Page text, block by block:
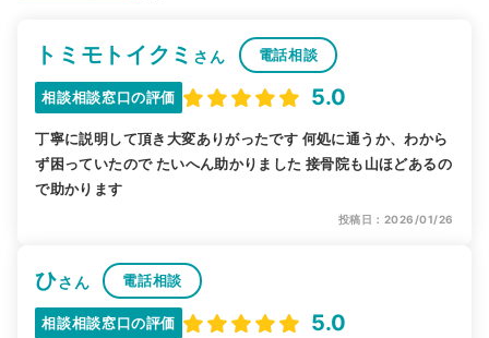
トミモトイクミ さん 電話相談
相談相談窓口の評価 5.0
丁寧に説明して頂き大変ありがったです 何処に通うか、わから
ず困っていたので たいへん助かりました 接骨院も山ほどあるの
で助かります
投稿日：2026/01/26
ひさん 電話相談
相談相談窓口の評価 5.0